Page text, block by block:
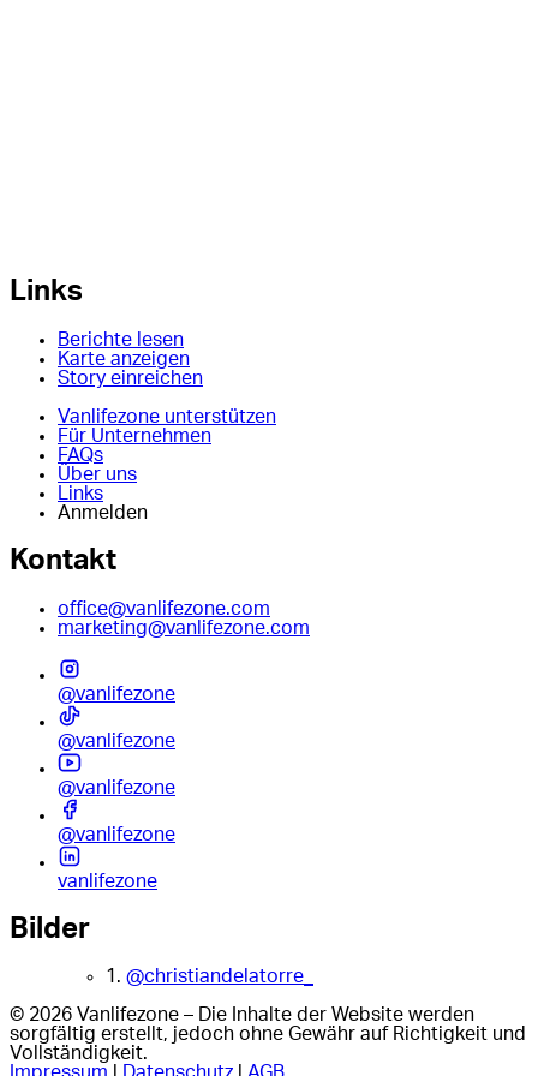
Links
Berichte lesen
Karte anzeigen
Story einreichen
Vanlifezone unterstützen
Für Unternehmen
FAQs
Über uns
Links
Anmelden
Kontakt
office@vanlifezone.com
marketing@vanlifezone.com
@vanlifezone
@vanlifezone
@vanlifezone
@vanlifezone
vanlifezone
Bilder
1. @christiandelatorre_
© 2026 Vanlifezone – Die Inhalte der Website werden
sorgfältig erstellt, jedoch ohne Gewähr auf Richtigkeit und
Vollständigkeit.